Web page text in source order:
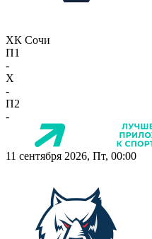
ХК Сочи
П1
-
X
-
П2
-
11 сентября 2026, Пт, 00:00